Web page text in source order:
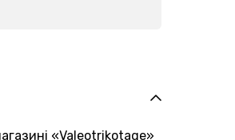
«Valeotrikotage»